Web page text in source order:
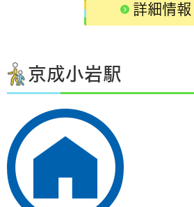
詳細情報
京成小岩駅